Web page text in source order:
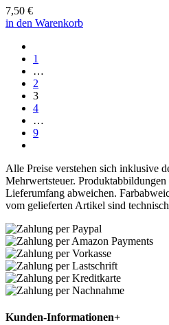
7,50 €
in den Warenkorb
1
…
2
3
4
…
9
Alle Preise verstehen sich inklusive
Mehrwertsteuer.
Lieferumfang abweichen.
vom gelieferten Artikel sind
Kunden-Informationen+